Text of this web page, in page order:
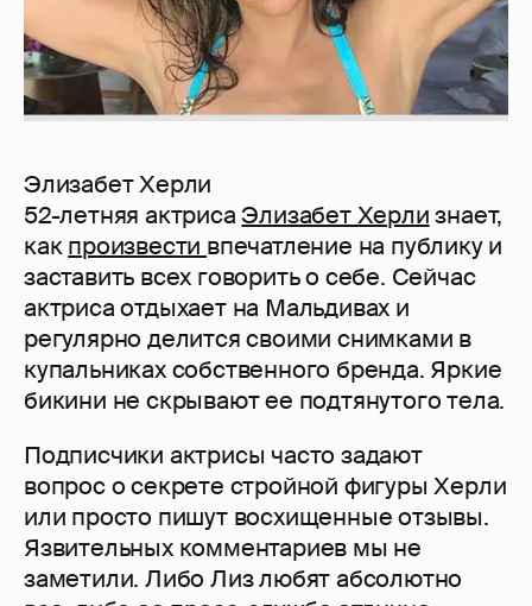
Элизабет Херли
52-летняя актрисаЭлизабет Херлизнает,
какпроизвести впечатление на публику и
заставить всех говорить о себе. Сейчас
актриса отдыхает на Мальдивах и
регулярно делится своими снимками в
купальниках собственного бренда. Яркие
бикини не скрывают ее подтянутого тела.
Подписчики актрисы часто задают
вопрос о секрете стройной фигуры Херли
или просто пишут восхищенные отзывы.
Язвительных комментариев мы не
заметили. Либо Лиз любят абсолютно